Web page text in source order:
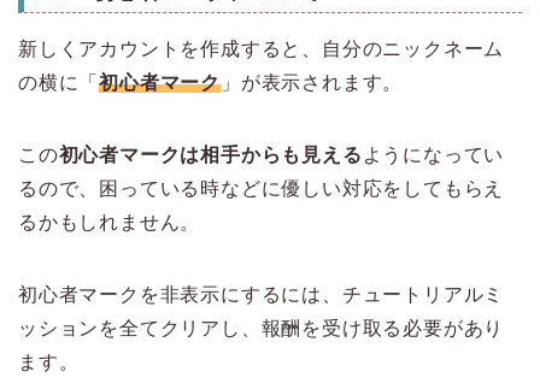
新しくアカウントを作成すると、自分のニックネーム
の横に「初心者マーク 」が表示されます。
この初心者マークは相手からも見える ようになってい
るので、困っている時などに優しい対応をしてもらえ
るかもしれません。
初心者マークを非表示にするには、チュートリアルミ
ッションを全てクリアし、報酬を受け取る必要があり
ます。